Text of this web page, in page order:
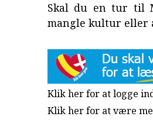
Skal du en tur til
mangle kultur eller
Klik her for at logge
Klik her for at være